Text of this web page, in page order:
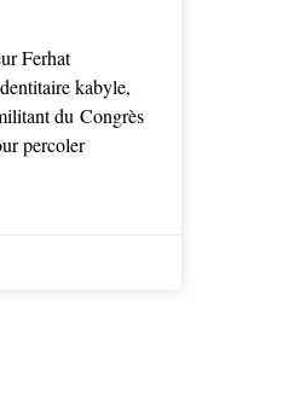
Ferhat
kabyle,
du Congrès
percoler